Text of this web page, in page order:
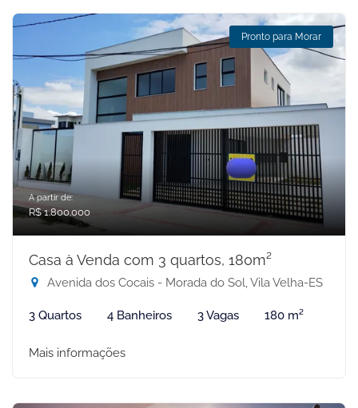
Pronto para Morar
A partir de:
R$ 1.800.000
Casa à Venda com 3 quartos, 180m²
Avenida dos Cocais - Morada do Sol, Vila Velha-ES
3 Quartos 4 Banheiros 3 Vagas 180 m²
Mais informações